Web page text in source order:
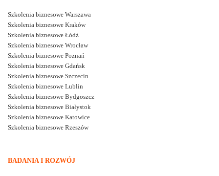
Szkolenia biznesowe Warszawa
Szkolenia biznesowe Kraków
Szkolenia biznesowe Łódź
Szkolenia biznesowe Wrocław
Szkolenia biznesowe Poznań
Szkolenia biznesowe Gdańsk
Szkolenia biznesowe Szczecin
Szkolenia biznesowe Lublin
Szkolenia biznesowe Bydgoszcz
Szkolenia biznesowe Białystok
Szkolenia biznesowe Katowice
Szkolenia biznesowe Rzeszów
BADANIA I ROZWÓJ